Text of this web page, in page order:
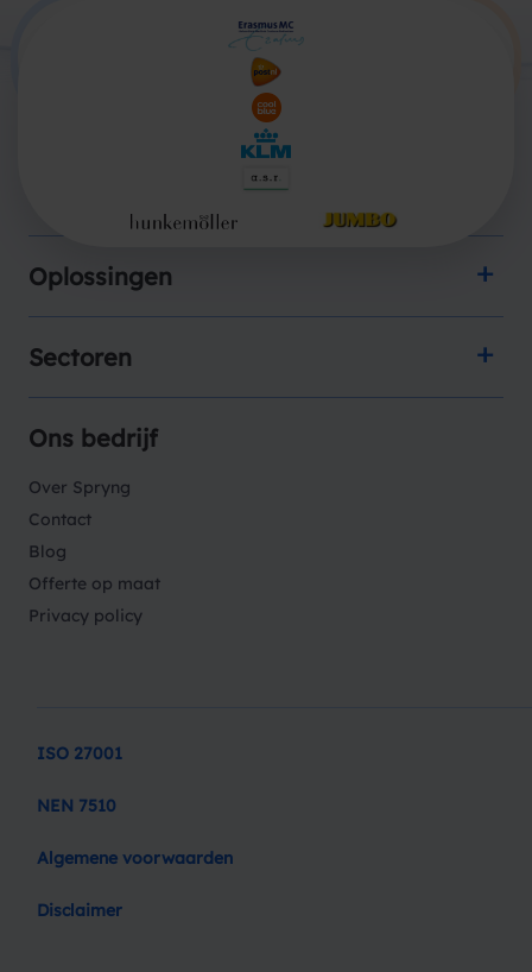
Oplossingen
Sectoren
Ons bedrijf
Over Spryng
Contact
Blog
Offerte op maat
Privacy policy
ISO 27001
NEN 7510
Algemene voorwaarden
Disclaimer